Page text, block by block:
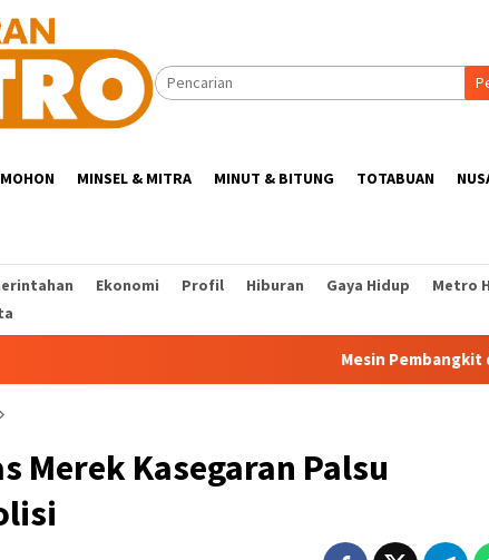
MINSEL & MITRA MINUT & BITUNG TOTABUAN
Ekonomi Profil Hiburan Gaya Hidup Metro
Mesin Pembangkit di Bunaken
Merek Kasegaran Palsu